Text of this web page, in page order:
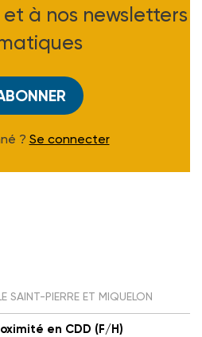
à nos newsletters
? Se connecter
SAINT-PIERRE ET MIQUELON
en CDD (F/H)